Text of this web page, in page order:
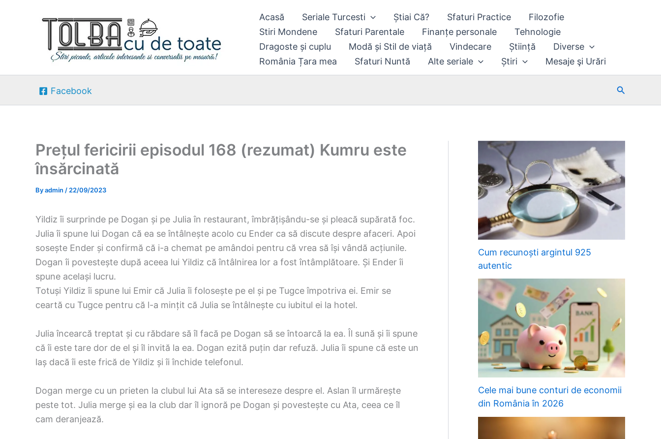
Acasă Seriale Turcesti Știai Că? Sfaturi Practice
Filozofie
Stiri Mondene
Sfaturi Parentale Finanțe personale
Tehnologie
Dragoste și cuplu
Modă și Stil de viață Vindecare Știință
Diverse
România Țara mea
Sfaturi Nuntă Alte seriale Știri Mesaje şi Urări
Facebook Search
Prețul fericirii episodul 168 (rezumat) Kumru este
însărcinată
Byadmin / 22/09/2023
Yildiz îi surprinde pe Dogan și pe Julia în restaurant, îmbrățișându-se și pleacă supărată foc.
Julia îi spune lui Dogan că ea se întâlnește acolo cu Ender ca să discute despre afaceri. Apoi
sosește Ender și confirmă că i-a chemat pe amândoi pentru că vrea să își vândă acțiunile.
Dogan îi povestește după aceea lui Yildiz că întâlnirea lor a fost întâmplătoare. Și Ender îi
spune același lucru.
Totuși Yildiz îi spune lui Emir că Julia îi folosește pe el și pe Tugce împotriva ei. Emir se
ceartă cu Tugce pentru că l-a mințit că Julia se întâlnește cu iubitul ei la hotel.
Julia încearcă treptat și cu răbdare să îl facă pe Dogan să se întoarcă la ea. Îl sună și îi spune
că îi este tare dor de el și îl invită la ea. Dogan ezită puțin dar refuză. Julia îi spune că este un
laș dacă îi este frică de Yildiz și îi închide telefonul.
Dogan merge cu un prieten la clubul lui Ata să se intereseze despre el. Aslan îl urmărește
peste tot. Julia merge și ea la club dar îl ignoră pe Dogan și povestește cu Ata, ceea ce îl
cam deranjează.
Cum recunoști argintul 925
autentic
Cele mai bune conturi de economii
din România în 2026